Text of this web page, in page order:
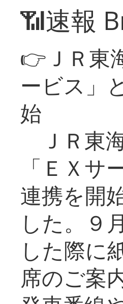
📶速報
👉ＪＲ東
ービス」
始
ＪＲ東
「ＥＸ
連携を開
した。９
した際に
席のご案